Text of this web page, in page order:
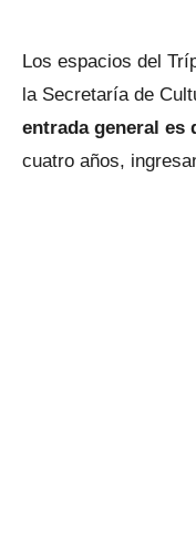
Los espacios del
la Secretaría de
entrada general es
cuatro años,